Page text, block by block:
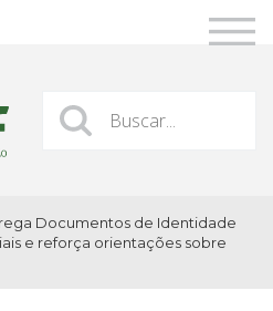
Documentos de Identidade
e reforça orientações sobre